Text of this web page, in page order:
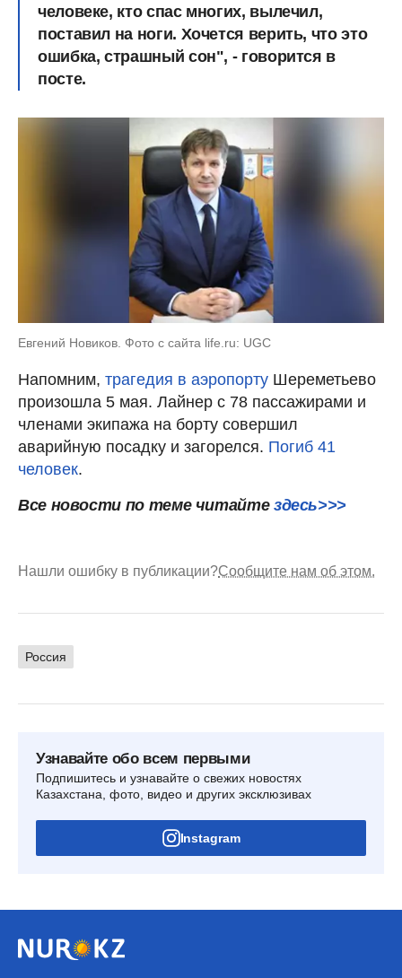
человеке, кто спас многих, вылечил,
поставил на ноги. Хочется верить, что это
ошибка, страшный сон", - говорится в
посте.
Евгений Новиков. Фото с сайта life.ru: UGC
Напомним, трагедия в аэропорту Шереметьево
произошла 5 мая. Лайнер с 78 пассажирами и
членами экипажа на борту совершил
аварийную посадку и загорелся. Погиб 41
человек.
Все новости по теме читайте здесь>>>
Нашли ошибку в публикации?Сообщите нам об этом.
Россия
Узнавайте обо всем первыми
Подпишитесь и узнавайте о свежих новостях
Казахстана, фото, видео и других эксклюзивах
Instagram